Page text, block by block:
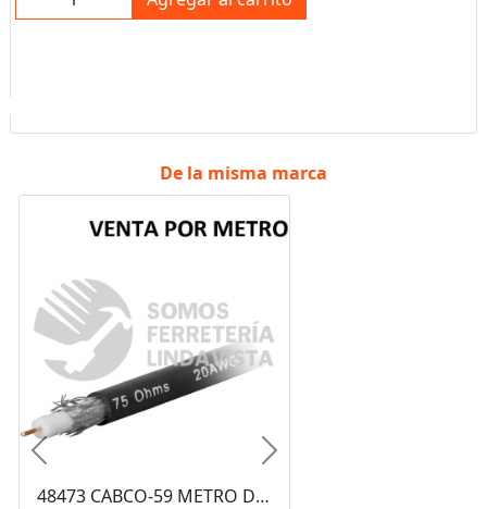
De la misma marca
48473 CABCO-59 METRO DE CABLE COAXIAL RG59 EN ROLLO DE 100 M VOLTECK
Anterior Siguiente